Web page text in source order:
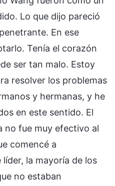
Lo que dijo pareció
En ese
Tenía el corazón
ser tan malo. Estoy
resolver los problemas
y hermanas, y he
en este sentido. El
no fue muy efectivo al
comencé a
la mayoría de los
no estaban